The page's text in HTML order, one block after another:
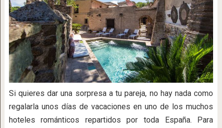
Si quieres dar una sorpresa a tu pareja, no hay nada como
regalarla unos días de vacaciones en uno de los muchos
hoteles románticos repartidos por toda España. Para